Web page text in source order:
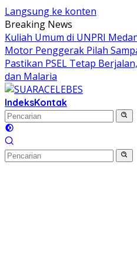
Langsung ke konten
Breaking News
Kuliah Umum di UNPRI
Motor Penggerak Pilah
Pastikan PSEL Tetap
dan Malaria
IndeksKontak